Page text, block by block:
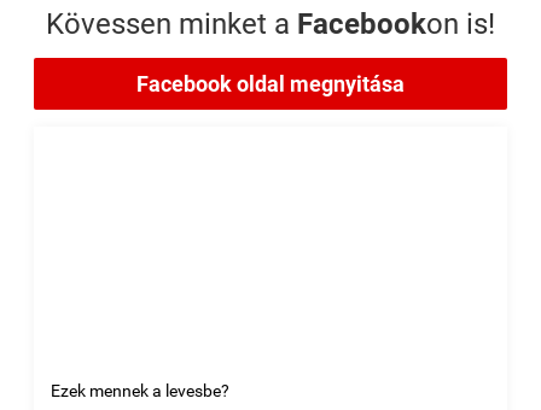
Kövessen minket a Facebookon is!
Facebook oldal megnyitása
Ezek mennek a levesbe?